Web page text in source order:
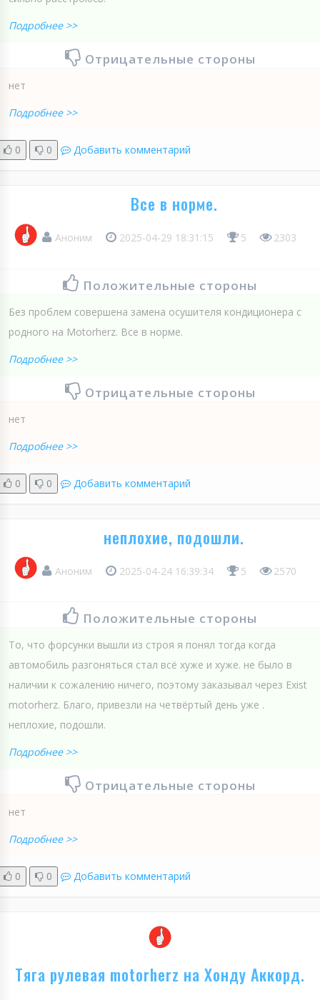
Подробнее >>
Отрицательные стороны
нет
Подробнее >>
0 0 Добавить комментарий
Все в норме.
Аноним 2025-04-29 18:31:15 5 2303
Положительные стороны
Без проблем совершена замена осушителя кондиционера с
родного на Motorherz. Все в норме.
Подробнее >>
Отрицательные стороны
нет
Подробнее >>
0 0 Добавить комментарий
неплохие, подошли.
Аноним 2025-04-24 16:39:34 5 2570
Положительные стороны
То, что форсунки вышли из строя я понял тогда когда
автомобиль разгоняться стал всё хуже и хуже. не было в
наличии к сожалению ничего, поэтому заказывал через Exist
motorherz. Благо, привезли на четвёртый день уже .
неплохие, подошли.
Подробнее >>
Отрицательные стороны
нет
Подробнее >>
0 0 Добавить комментарий
Тяга рулевая motorherz на Хонду Аккорд.